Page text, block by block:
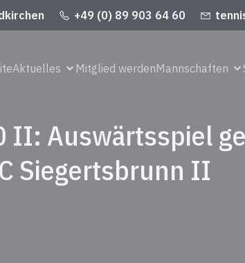
+49 (0) 89 903 64 60
Aktuelles Mitglied werdenMannschaften
II: Auswärtsspiel
Siegertsbrunn II